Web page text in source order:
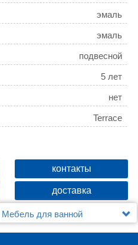
эмаль
эмаль
подвесной
5 лет
нет
Terrace
контакты
доставка
Мебель для ванной